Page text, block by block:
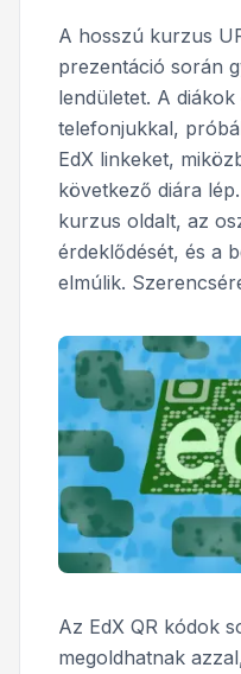
A hosszú kurzus
prezentáció során
lendületet. A
telefonjukkal,
EdX linkeket,
következő diára
kurzus oldalt, az
érdeklődését, és a
elmúlik.
Az EdX QR kódok
megoldhatnak